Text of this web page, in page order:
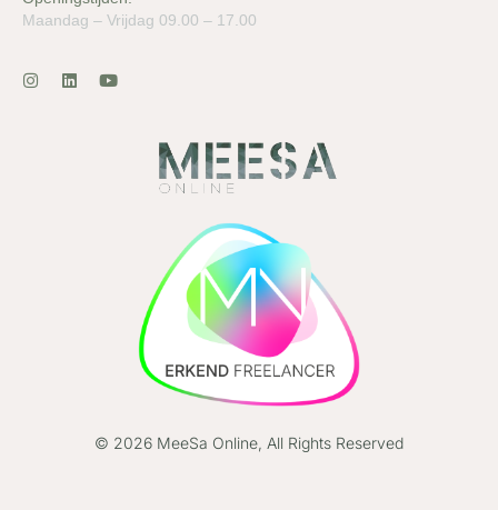
Maandag – Vrijdag 09.00 – 17.00
© 2026 MeeSa Online, All Rights Reserved